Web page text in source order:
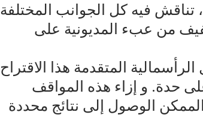
فيه كل الجوانب المختلفة
من عبء المديونية على
المتقدمة هذا الاقتراح
حدة. و إزاء هذه المواقف
الوصول إلى نتائج محددة